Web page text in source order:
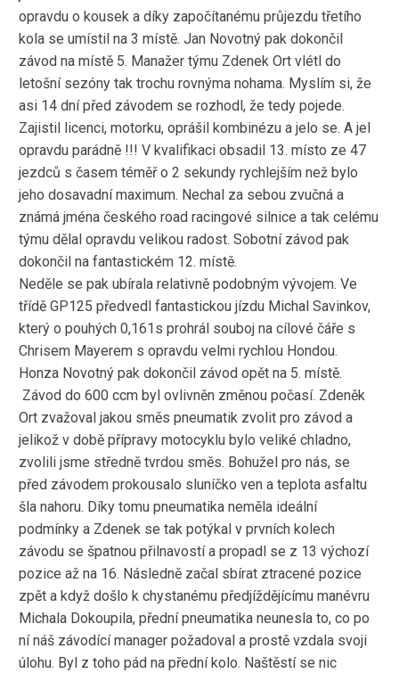
opravdu o kousek a díky započítanému průjezdu třetího
kola se umístil na 3 místě. Jan Novotný pak dokončil
závod na místě 5. Manažer týmu Zdenek Ort vlétl do
letošní sezóny tak trochu rovnýma nohama. Myslím si, že
asi 14 dní před závodem se rozhodl, že tedy pojede.
Zajistil licenci, motorku, oprášil kombinézu a jelo se. A jel
opravdu parádně !!! V kvalifikaci obsadil 13. místo ze 47
jezdců s časem téměř o 2 sekundy rychlejším než bylo
jeho dosavadní maximum. Nechal za sebou zvučná a
známá jména českého road racingové silnice a tak celému
týmu dělal opravdu velikou radost. Sobotní závod pak
dokončil na fantastickém 12. místě.
Neděle se pak ubírala relativně podobným vývojem. Ve
třídě GP125 předvedl fantastickou jízdu Michal Savinkov,
který o pouhých 0,161s prohrál souboj na cílové čáře s
Chrisem Mayerem s opravdu velmi rychlou Hondou.
Honza Novotný pak dokončil závod opět na 5. místě.
Závod do 600 ccm byl ovlivněn změnou počasí. Zdeněk
Ort zvažoval jakou směs pneumatik zvolit pro závod a
jelikož v době přípravy motocyklu bylo veliké chladno,
zvolili jsme středně tvrdou směs. Bohužel pro nás, se
před závodem prokousalo sluníčko ven a teplota asfaltu
šla nahoru. Díky tomu pneumatika neměla ideální
podmínky a Zdenek se tak potýkal v prvních kolech
závodu se špatnou přilnavostí a propadl se z 13 výchozí
pozice až na 16. Následně začal sbírat ztracené pozice
zpět a když došlo k chystanému předjíždějícímu manévru
Michala Dokoupila, přední pneumatika neunesla to, co po
ní náš závodící manager požadoval a prostě vzdala svoji
úlohu. Byl z toho pád na přední kolo. Naštěstí se nic